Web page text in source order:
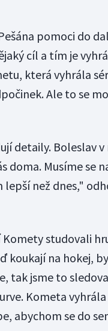
pomoci do
cíl a tím je
která vyhrála
Ale to se
detaily. Boleslav v
doma. Musíme se
lepší než dnes,"
studovali
koukají na hokej,
tak jsme to
Kometa vyhrála
abychom se do